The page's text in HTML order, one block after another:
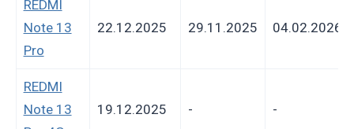
REDMI
Note 13
Pro
22.12.2025 29.11.2025 04.02.2026
REDMI
Note 13
19.12.2025 - -